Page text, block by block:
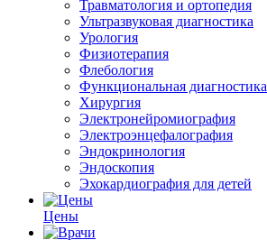
Травматология и ортопедия
Ультразвуковая диагностика
Урология
Физиотерапия
Флебология
Функциональная диагностика
Хирургия
Электронейромиография
Электроэнцефалография
Эндокринология
Эндоскопия
Эхокардиография для детей
Цены